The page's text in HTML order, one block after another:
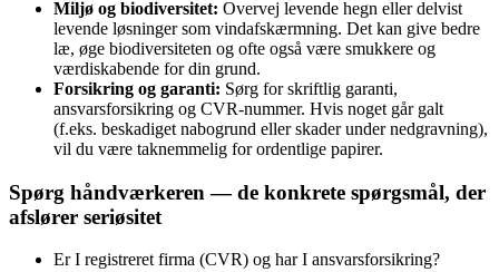
Miljø og biodiversitet: Overvej levende hegn eller delvist
levende løsninger som vindafskærmning. Det kan give bedre
læ, øge biodiversiteten og ofte også være smukkere og
værdiskabende for din grund.
Forsikring og garanti: Sørg for skriftlig garanti,
ansvarsforsikring og CVR‑nummer. Hvis noget går galt
(f.eks. beskadiget nabogrund eller skader under nedgravning),
vil du være taknemmelig for ordentlige papirer.
Spørg håndværkeren — de konkrete spørgsmål, der
afslører seriøsitet
Er I registreret firma (CVR) og har I ansvarsforsikring?